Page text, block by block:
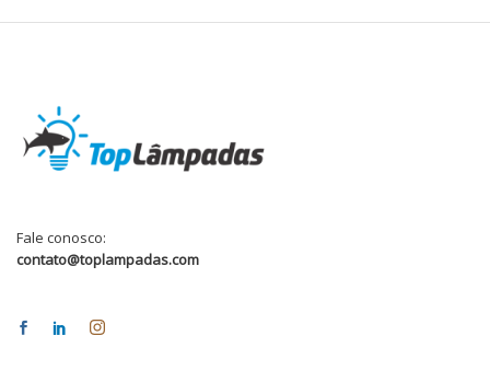
Fale conosco:
contato@toplampadas.com